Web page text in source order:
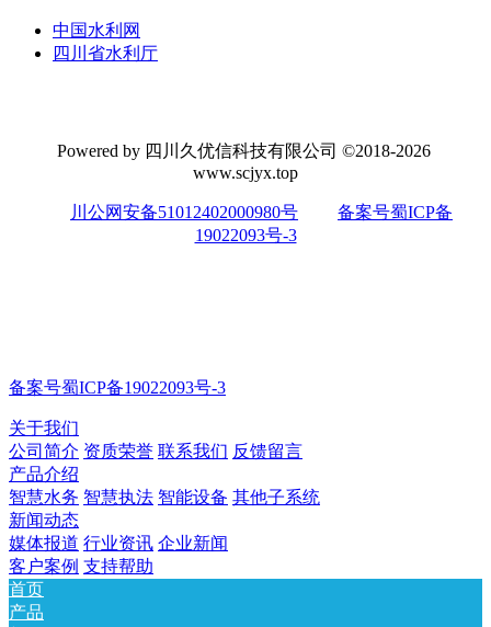
中国水利网
四川省水利厅
Powered by 四川久优信科技有限公司 ©2018-2026
www.scjyx.top
川公网安备51012402000980号
备案号蜀ICP备
19022093号-3
备案号蜀ICP备19022093号-3
关于我们
公司简介 资质荣誉 联系我们 反馈留言
产品介绍
智慧水务 智慧执法 智能设备 其他子系统
新闻动态
媒体报道 行业资讯 企业新闻
客户案例 支持帮助
首页
产品